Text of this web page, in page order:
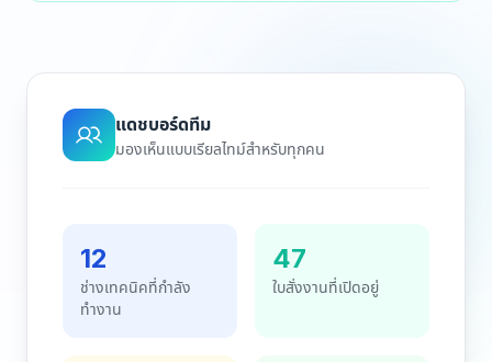
แดชบอร์ดทีม
มองเห็นแบบเรียลไทม์สำหรับทุกคน
12
ช่างเทคนิคที่กำลัง
ทำงาน
47
ใบสั่งงานที่เปิดอยู่